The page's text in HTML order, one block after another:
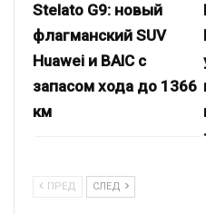
Stelato G9: новый
флагманский SUV
Huawei и BAIC с
запасом хода до 1366
км
ПРЕД СЛЕД